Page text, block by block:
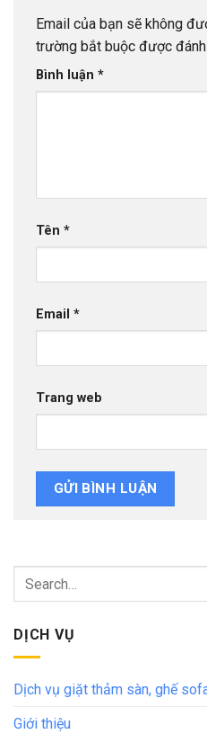
Email của bạn sẽ không
trường bắt buộc được
Bình luận *
Tên *
Email *
Trang web
DỊCH VỤ
Dịch vụ giặt thảm sàn, ghế
Giới thiệu